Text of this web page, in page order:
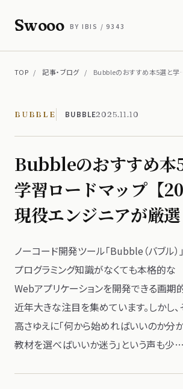
Swooo BY IBIS / 9343
TOP / 記事・ブログ / Bubbleのおすすめ本5選と
BUBBLE BUBBLE2025.11.10
Bubbleの​おすすめ本
学習ロードマップ【
現役エンジニアが​厳選
ノーコード開発ツール​「Bubble​（バブル）
プログラミング知識が​なくても​本格的な​
Webアプリケーションを​開発できる​画期
近年​大きな​注目を​集めています。​しかし
高さゆえに​「何から​始めれば​いいのか分か
教材を​選べばいいか​迷う」と​いう​声も​少…